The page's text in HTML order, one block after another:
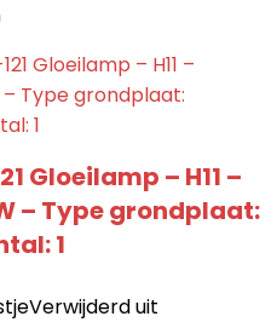
Gloeilamp – H11 –
– Type grondplaat:
1
Verwijderd uit